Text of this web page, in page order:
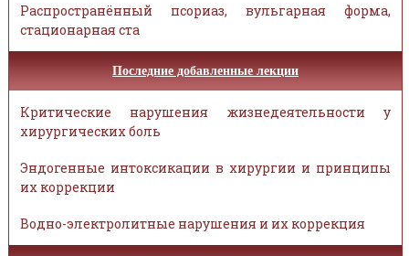
Распространённый псориаз, вульгарная форма,
стационарная ста
Последние добавленные лекции
Критические нарушения жизнедеятельности у
хирургических боль
Эндогенные интоксикации в хирургии и принципы
их коррекции
Водно-электролитные нарушения и их коррекция